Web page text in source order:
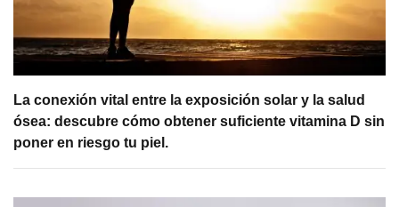
La conexión vital entre la exposición solar y la salud
ósea: descubre cómo obtener suficiente vitamina D sin
poner en riesgo tu piel.